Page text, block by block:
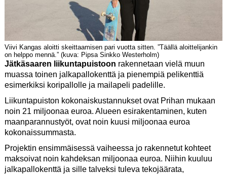
Viivi Kangas aloitti skeittaamisen pari vuotta sitten. ”Täällä aloittelijankin
on helppo mennä.” (kuva: Pipsa Sinkko Westerholm)
Jätkäsaaren liikuntapuistoon rakennetaan vielä muun
muassa toinen jalkapallokenttä ja pienempiä pelikenttiä
esimerkiksi koripallolle ja mailapeli padelille.
Liikuntapuiston kokonaiskustannukset ovat Prihan mukaan
noin 21 miljoonaa euroa. Alueen esirakentaminen, kuten
maanparannustyöt, ovat noin kuusi miljoonaa euroa
kokonaissummasta.
Projektin ensimmäisessä vaiheessa jo rakennetut kohteet
maksoivat noin kahdeksan miljoonaa euroa. Niihin kuuluu
jalkapallokenttä ja sille talveksi tuleva tekojäärata,